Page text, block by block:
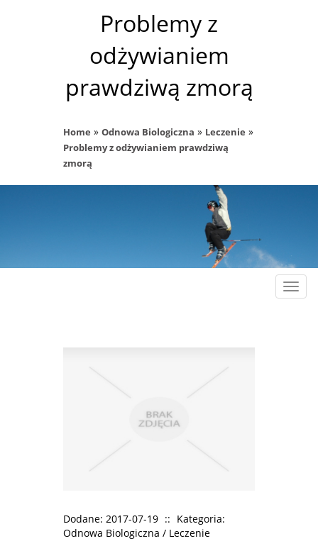
Problemy z
odżywianiem
prawdziwą zmorą
Home » Odnowa Biologiczna » Leczenie »
Problemy z odżywianiem prawdziwą
zmorą
Dodane: 2017-07-19 :: Kategoria:
Odnowa Biologiczna / Leczenie